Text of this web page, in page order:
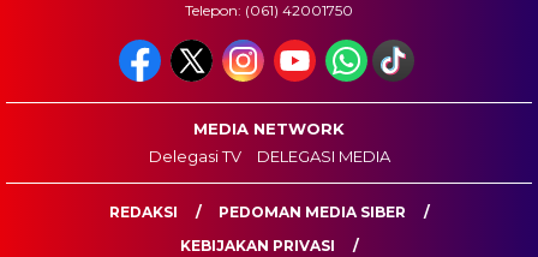
Telepon: (061) 42001750
MEDIA NETWORK
Delegasi TV
DELEGASI MEDIA
REDAKSI
PEDOMAN MEDIA SIBER
KEBIJAKAN PRIVASI